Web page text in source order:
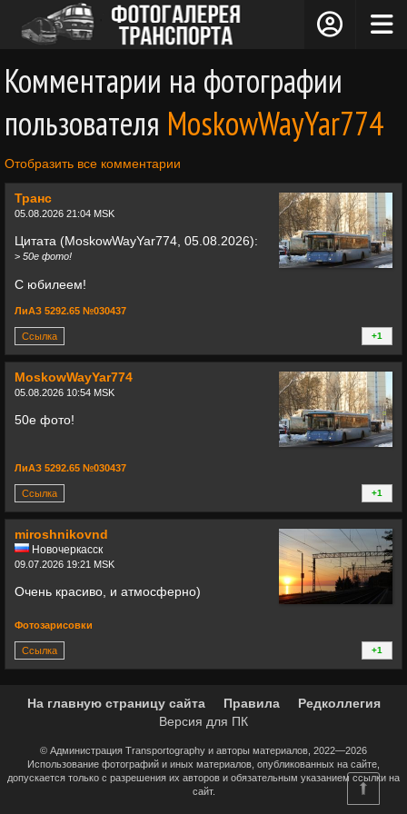
Комментарии на фотографии
пользователя MoskowWayYar774
Отобразить все комментарии
Транс
05.08.2026 21:04 MSK
Цитата (MoskowWayYar774, 05.08.2026):
> 50е фото!
С юбилеем!
ЛиАЗ 5292.65 №030437
Ссылка
+1
+0
MoskowWayYar774
05.08.2026 10:54 MSK
50е фото!
ЛиАЗ 5292.65 №030437
Ссылка
+1
+0
miroshnikovnd
Новочеркасск
09.07.2026 19:21 MSK
Очень красиво, и атмосферно)
Фотозарисовки
Ссылка
+1
+0
На главную страницу сайта Правила
Редколлегия
Версия для ПК
© Администрация Transportography и авторы материалов, 2022—2026
Использование фотографий и иных материалов, опубликованных на сайте,
допускается только с разрешения их авторов и обязательным указанием ссылки на
сайт.